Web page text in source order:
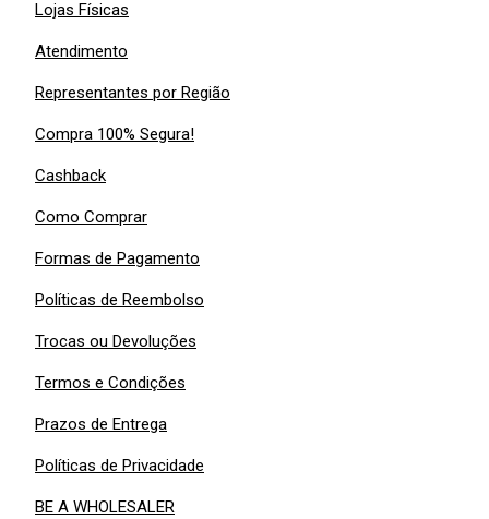
Lojas Físicas
Atendimento
Representantes por Região
Compra 100% Segura!
Cashback
Como Comprar
Formas de Pagamento
Políticas de Reembolso
Trocas ou Devoluções
Termos e Condições
Prazos de Entrega
Políticas de Privacidade
BE A WHOLESALER